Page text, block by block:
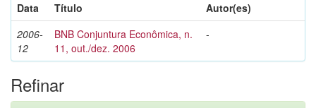
Data
Título
Autor(es)
2006-
12
BNB Conjuntura Econômica, n.
11, out./dez. 2006
-
Refinar